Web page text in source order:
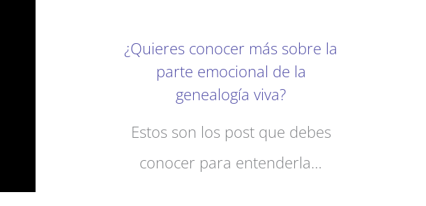
¿Quieres conocer más sobre la
parte emocional de la
genealogía viva?
Estos son los post que debes
conocer para entenderla…